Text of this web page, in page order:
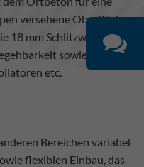
versehene Oberfläche
18 mm Schlitzweite
sowie die
etc.
Bereichen variabel
flexiblen Einbau, das